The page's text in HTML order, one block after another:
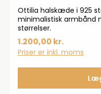
Ottilia halskæde i 925
minimalistisk armbånd
størrelser.
1.200,00 kr.
Priser er inkl. moms